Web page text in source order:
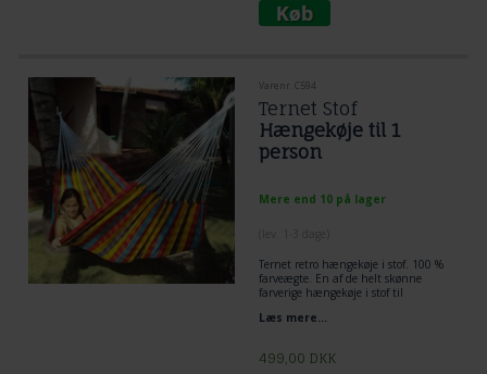
Varenr. C594
Ternet Stof
Hængekøje til 1
person
Mere end 10 på lager
Ternet retro hængekøje i stof. 100 %
farveægte. En af de helt skønne
farverige hængekøje i stof til
Læs mere...
499,00 DKK